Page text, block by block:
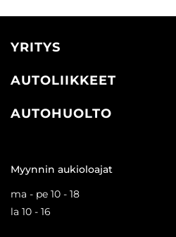
YRITYS
AUTOLIIKKEET
AUTOHUOLTO
Myynnin aukioloajat
ma - pe 10 - 18
la 10 - 16